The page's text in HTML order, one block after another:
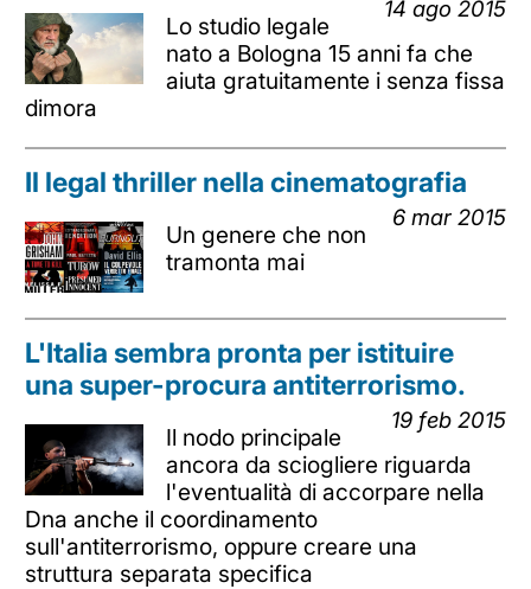
14 ago 2015
Lo studio legale
nato a Bologna 15 anni fa che
aiuta gratuitamente i senza fissa
dimora
Il legal thriller nella cinematografia
6 mar 2015
Un genere che non
tramonta mai
L'Italia sembra pronta per istituire
una super-procura antiterrorismo.
19 feb 2015
Il nodo principale
ancora da sciogliere riguarda
l'eventualità di accorpare nella
Dna anche il coordinamento
sull'antiterrorismo, oppure creare una
struttura separata specifica